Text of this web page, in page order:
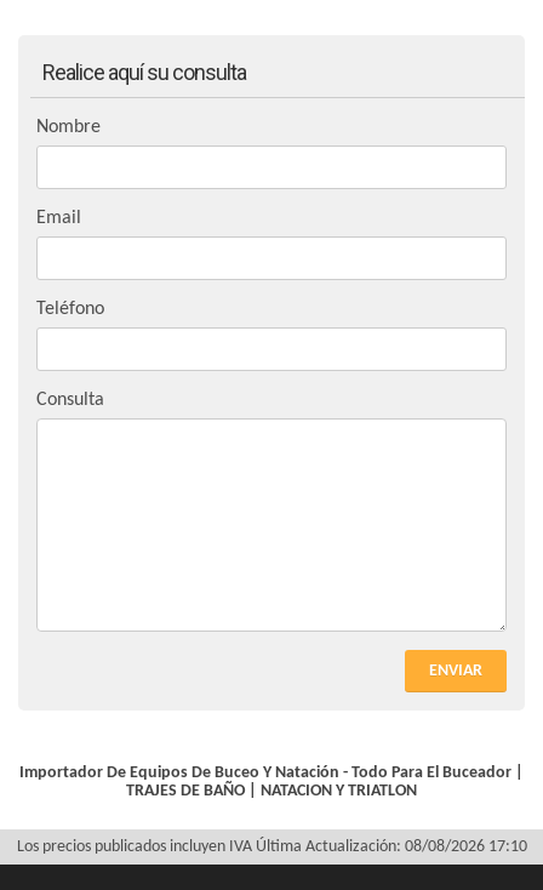
Realice aquí su consulta
Nombre
Email
Teléfono
Consulta
ENVIAR
Importador De Equipos De Buceo Y Natación - Todo Para El Buceador |
TRAJES DE BAÑO
NATACION Y TRIATLON
Los precios publicados incluyen IVA Última Actualización: 08/08/2026 17:10